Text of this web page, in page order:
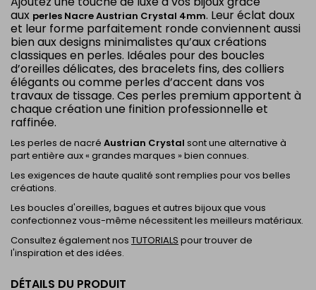
aux perles Nacre Austrian Crystal 4mm. Leur éclat doux
et leur forme parfaitement ronde conviennent aussi
bien aux designs minimalistes qu’aux créations
classiques en perles. Idéales pour des boucles
d’oreilles délicates, des bracelets fins, des colliers
élégants ou comme perles d’accent dans vos
travaux de tissage. Ces perles premium apportent à
chaque création une finition professionnelle et
raffinée.
Les perles de nacré Austrian Crystal sont une alternative à
part entière aux « grandes marques » bien connues.
Les exigences de haute qualité sont remplies pour vos belles
créations.
Les boucles d'oreilles, bagues et autres bijoux que vous
confectionnez vous-même nécessitent les meilleurs matériaux.
Consultez également nos TUTORIALS pour trouver de
l'inspiration et des idées.
DÉTAILS DU PRODUIT